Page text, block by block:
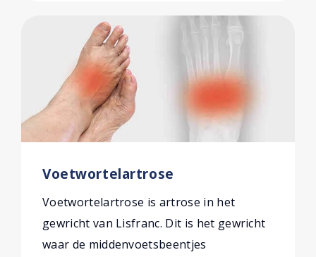
Voetwortelartrose
Voetwortelartrose is artrose in het
gewricht van Lisfranc. Dit is het gewricht
waar de middenvoetsbeentjes